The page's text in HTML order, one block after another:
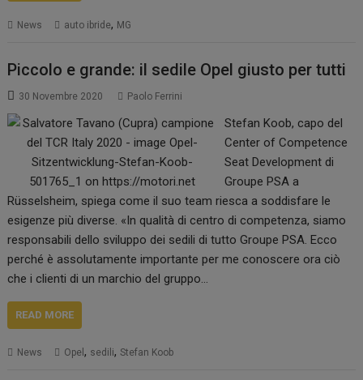
News auto ibride, MG
Piccolo e grande: il sedile Opel giusto per tutti
30 Novembre 2020 Paolo Ferrini
Stefan Koob, capo del
Center of Competence
Seat Development di
Groupe PSA a
Rüsselsheim, spiega come il suo team riesca a soddisfare le
esigenze più diverse. «In qualità di centro di competenza, siamo
responsabili dello sviluppo dei sedili di tutto Groupe PSA. Ecco
perché è assolutamente importante per me conoscere ora ciò
che i clienti di un marchio del gruppo…
READ MORE
News Opel, sedili,Stefan Koob